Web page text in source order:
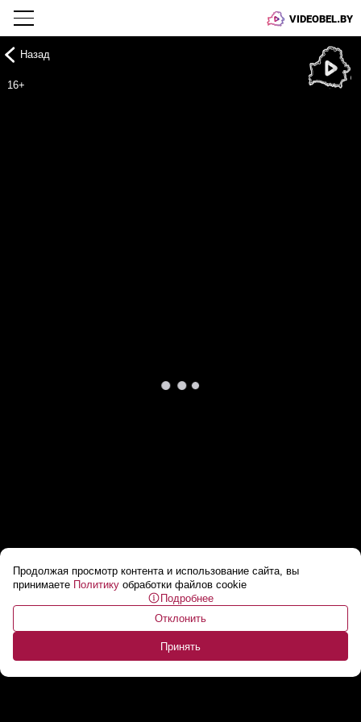
VIDEOBEL.BY
Продолжая просмотр контента и использование сайта, вы
принимаете Политику обработки файлов cookie
Подробнее
Отклонить
Принять
Назад
16+
Литва начала изъятие частных земель под
строительство военного полигона...